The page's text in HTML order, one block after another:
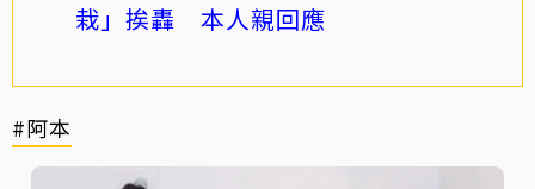
栽」挨轟 本人親回應
#阿本